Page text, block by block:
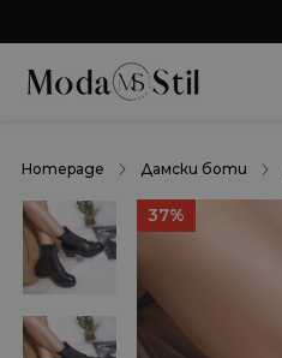
Homepage Дамски боти
37%